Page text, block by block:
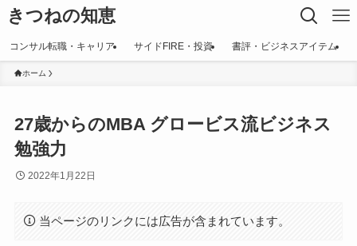
きつねの知恵
コンサル転職・キャリア サイドFIRE・投資 書評・ビジネスアイテム
ホーム
27歳からのMBA グロービス流ビジネス
勉強力
2022年1月22日
当ページのリンクには広告が含まれています。